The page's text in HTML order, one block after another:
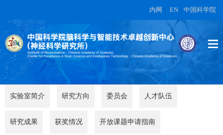
内网 EN 中国科学院
实验室简介 研究方向 委员会 人才队伍
研究成果 获奖情况 开放课题申请指南